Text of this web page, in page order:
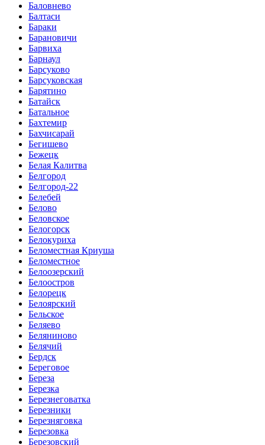
Баловнево
Балтаси
Бараки
Барановичи
Барвиха
Барнаул
Барсуково
Барсуковская
Барятино
Батайск
Батальное
Бахтемир
Бахчисарай
Бегишево
Бежецк
Белая Калитва
Белгород
Белгород-22
Белебей
Белово
Беловское
Белогорск
Белокуриха
Беломестная Криуша
Беломестное
Белоозерский
Белоостров
Белорецк
Белоярский
Бельское
Беляево
Беляниново
Белячий
Бердск
Береговое
Береза
Березка
Березнеговатка
Березники
Березняговка
Березовка
Березовский